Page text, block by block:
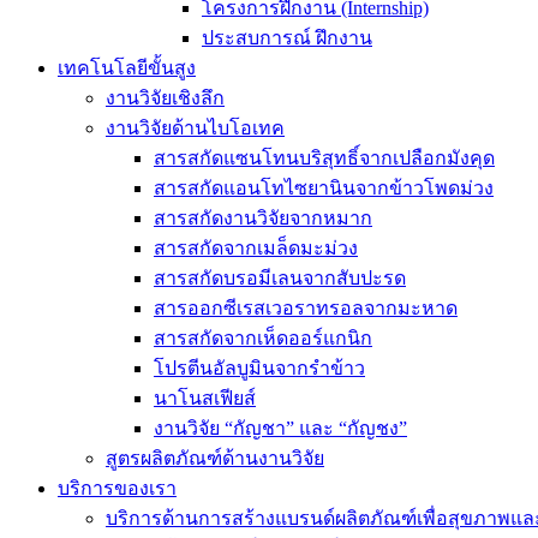
โครงการฝึกงาน (Internship)
ประสบการณ์ ฝึกงาน
เทคโนโลยีขั้นสูง
งานวิจัยเชิงลึก
งานวิจัยด้านไบโอเทค
สารสกัดแซนโทนบริสุทธิ์จากเปลือกมังคุด
สารสกัดแอนโทไซยานินจากข้าวโพดม่วง
สารสกัดงานวิจัยจากหมาก
สารสกัดจากเมล็ดมะม่วง
สารสกัดบรอมีเลนจากสับปะรด
สารออกซีเรสเวอราทรอลจากมะหาด
สารสกัดจากเห็ดออร์แกนิก
โปรตีนอัลบูมินจากรำข้าว
นาโนสเฟียส์
งานวิจัย “กัญชา” และ “กัญชง”
สูตรผลิตภัณฑ์ด้านงานวิจัย
บริการของเรา
บริการด้านการสร้างแบรนด์ผลิตภัณฑ์เพื่อสุขภาพแล